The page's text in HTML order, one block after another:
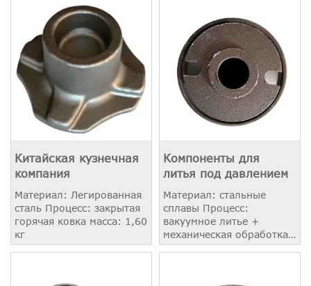
Китайская кузнечная
компания
Материал: Легированная
сталь Процесс: закрытая
горячая ковка масса: 1,60
кг
Компоненты для
литья под давлением
Материал: стальные
сплавы Процесс:
вакуумное литье +
механическая обработка
масса: 2.60 кг